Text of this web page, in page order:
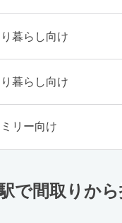
暮らし向け
暮らし向け
リー向け
で間取りか